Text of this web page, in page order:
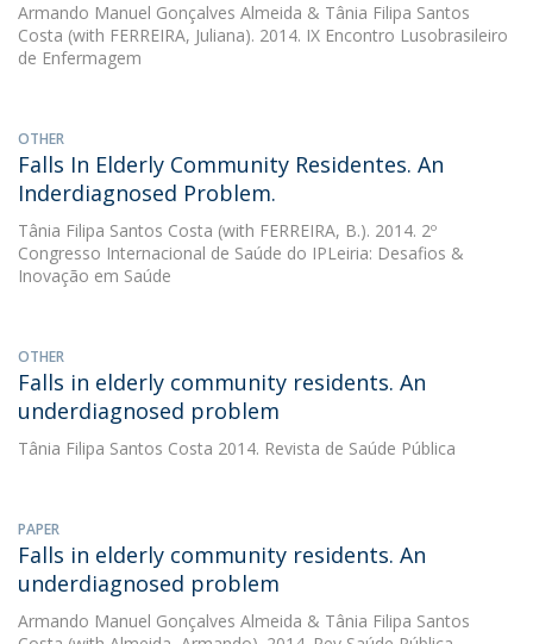
Armando Manuel Gonçalves Almeida & Tânia Filipa Santos
Costa (with FERREIRA, Juliana). 2014. IX Encontro Lusobrasileiro
de Enfermagem
OTHER
Falls In Elderly Community Residentes. An
Inderdiagnosed Problem.
Tânia Filipa Santos Costa (with FERREIRA, B.). 2014. 2º
Congresso Internacional de Saúde do IPLeiria: Desafios &
Inovação em Saúde
OTHER
Falls in elderly community residents. An
underdiagnosed problem
Tânia Filipa Santos Costa 2014. Revista de Saúde Pública
PAPER
Falls in elderly community residents. An
underdiagnosed problem
Armando Manuel Gonçalves Almeida & Tânia Filipa Santos